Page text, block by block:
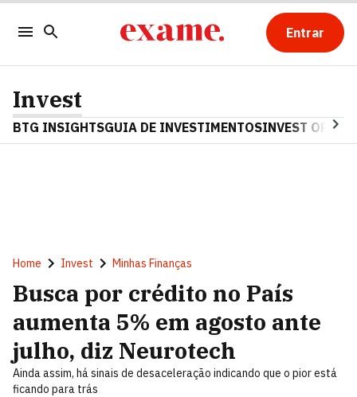
Entrar
Invest
BTG INSIGHTSGUIA DE INVESTIMENTOSINVEST OPINA
Home Invest Minhas Finanças
Busca por crédito no País
aumenta 5% em agosto ante
julho, diz Neurotech
Ainda assim, há sinais de desaceleração indicando que o pior está
ficando para trás